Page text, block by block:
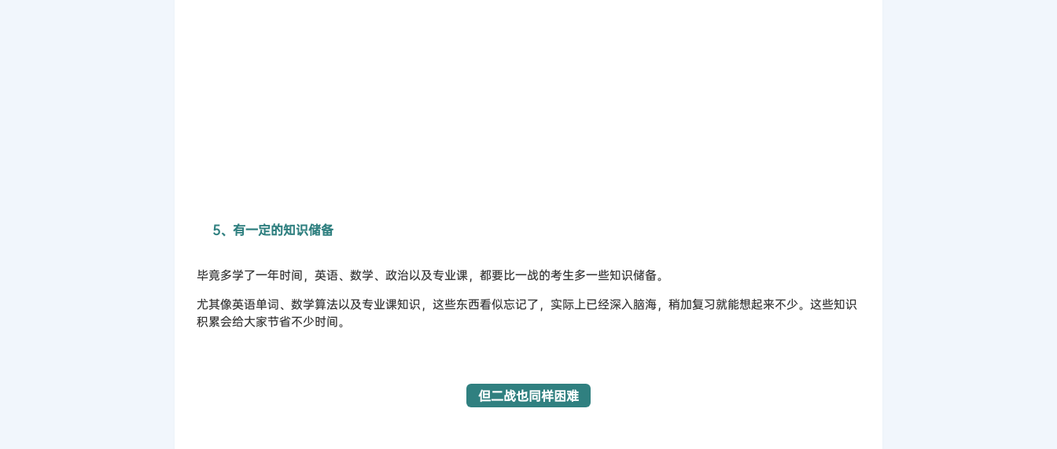
5、有一定的知识储备
毕竟多学了一年时间，英语、数学、政治以及专业课，都要比一战的考生多一些知识储备。
尤其像英语单词、数学算法以及专业课知识，这些东西看似忘记了，实际上已经深入脑海，稍加复习就能想起来不少。这些知识
积累会给大家节省不少时间。
但二战也同样困难